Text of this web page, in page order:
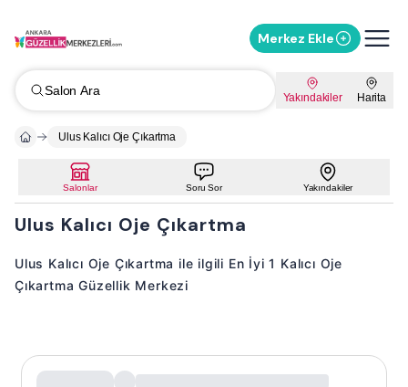
Merkez Ekle
Salon Ara Yakındakiler Harita
Ulus Kalıcı Oje Çıkartma
Salonlar Soru Sor Yakındakiler
Ulus Kalıcı Oje Çıkartma
Ulus Kalıcı Oje Çıkartma ile ilgili En İyi 1 Kalıcı Oje
Çıkartma Güzellik Merkezi